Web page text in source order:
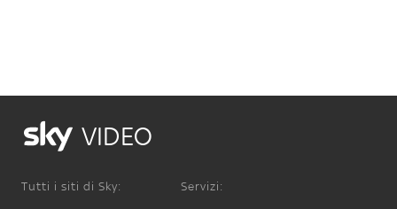
VIDEO
Tutti i siti di Sky: Servizi: